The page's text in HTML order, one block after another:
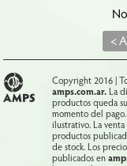
<
Copyright 2016 |
amps.com.ar.La
productos queda
momento del
ilustrativo. La
productos
de stock. Los
publicados en